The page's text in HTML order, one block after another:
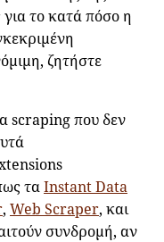
το κατά πόσο η
ζητήστε
scraping που δεν
ταInstant Data
, Web Scraper, και
συνδρομή, αν